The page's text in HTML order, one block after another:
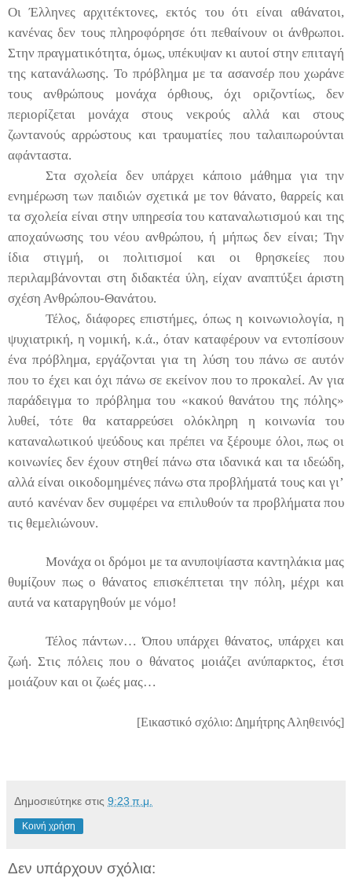
Οι Έλληνες αρχιτέκτονες, εκτός του ότι είναι αθάνατοι,
κανένας δεν τους πληροφόρησε ότι πεθαίνουν οι άνθρωποι.
Στην πραγματικότητα, όμως, υπέκυψαν κι αυτοί στην επιταγή
της κατανάλωσης. Το πρόβλημα με τα ασανσέρ που χωράνε
τους ανθρώπους μονάχα όρθιους, όχι οριζοντίως, δεν
περιορίζεται μονάχα στους νεκρούς αλλά και στους
ζωντανούς αρρώστους και τραυματίες που ταλαιπωρούνται
αφάνταστα.
Στα σχολεία δεν υπάρχει κάποιο μάθημα για την
ενημέρωση των παιδιών σχετικά με τον θάνατο, θαρρείς και
τα σχολεία είναι στην υπηρεσία του καταναλωτισμού και της
αποχαύνωσης του νέου ανθρώπου, ή μήπως δεν είναι; Την
ίδια στιγμή, οι πολιτισμοί και οι θρησκείες που
περιλαμβάνονται στη διδακτέα ύλη, είχαν αναπτύξει άριστη
σχέση Ανθρώπου-Θανάτου.
Τέλος, διάφορες επιστήμες, όπως η κοινωνιολογία, η
ψυχιατρική, η νομική, κ.ά., όταν καταφέρουν να εντοπίσουν
ένα πρόβλημα, εργάζονται για τη λύση του πάνω σε αυτόν
που το έχει και όχι πάνω σε εκείνον που το προκαλεί. Αν για
παράδειγμα το πρόβλημα του «κακού θανάτου της πόλης»
λυθεί, τότε θα καταρρεύσει ολόκληρη η κοινωνία του
καταναλωτικού ψεύδους και πρέπει να ξέρουμε όλοι, πως οι
κοινωνίες δεν έχουν στηθεί πάνω στα ιδανικά και τα ιδεώδη,
αλλά είναι οικοδομημένες πάνω στα προβλήματά τους και γι’
αυτό κανέναν δεν συμφέρει να επιλυθούν τα προβλήματα που
τις θεμελιώνουν.
Μονάχα οι δρόμοι με τα ανυποψίαστα καντηλάκια μας
θυμίζουν πως ο θάνατος επισκέπτεται την πόλη, μέχρι και
αυτά να καταργηθούν με νόμο!
Τέλος πάντων… Όπου υπάρχει θάνατος, υπάρχει και
ζωή. Στις πόλεις που ο θάνατος μοιάζει ανύπαρκτος, έτσι
μοιάζουν και οι ζωές μας…
[Εικαστικό σχόλιο: Δημήτρης Αληθεινός]
Δημοσιεύτηκε στις 9:23 π.μ.
Κοινή χρήση
Δεν υπάρχουν σχόλια: